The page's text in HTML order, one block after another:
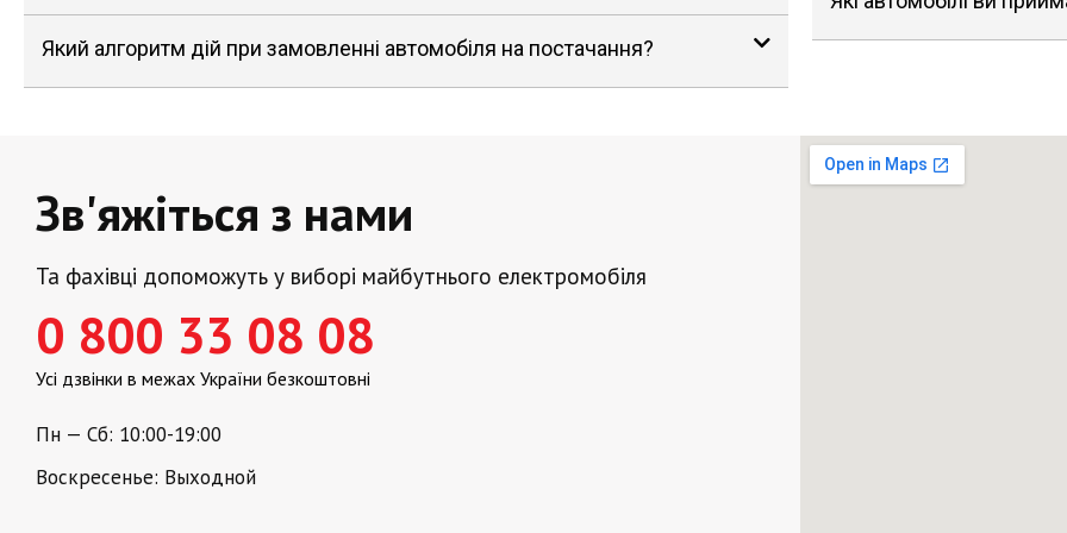
Який алгоритм дій при замовленні автомобіля на постачання?
Зв'яжіться з нами
Та фахівці допоможуть у виборі майбутнього електромобіля
0 800 33 08 08
Усі дзвінки в межах України безкоштовні
Пн — Сб: 10:00-19:00
Воскресенье: Выходной